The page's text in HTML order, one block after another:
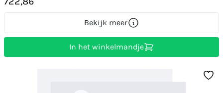
Bekijk meer
In het winkelmandje